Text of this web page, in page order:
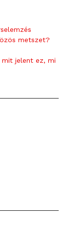
metszet?
jelent ez, mi